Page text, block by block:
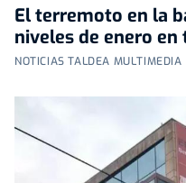
El terremoto en la
niveles de enero en
NOTICIAS TALDEA MULTIMEDIA